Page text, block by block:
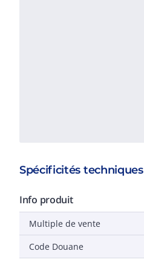
Spécificités techniques
Info produit
Multiple de vente
Code Douane